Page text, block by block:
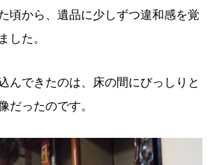
頃から、遺品に少しずつ違和感を覚
した。
んできたのは、床の間にびっしりと
だったのです。